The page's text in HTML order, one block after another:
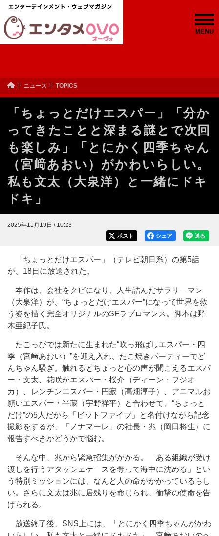
MENU
ニュース TOPICS
「ちょっとだけエスパー」「分か
ってきたことと深まる謎とで次回
も楽しみ」「とにかく四季ちゃん
（宮﨑あおい）がかわいらしい。
私も文太（大泉洋）と一緒にドキ
ドキ」
2025年11月19日 / 10:23
送る
シェア
ポスト
「ちょっとだけエスパー」（テレビ朝日系）の第5話
が、18日に放送された。
本作は、会社をクビになり、人生詰んだサラリーマン
（大泉洋）が、“ちょっとだけエスパー”になって世界を救
う姿を描く完全オリジナルのSFラブロマンス。脚本は野
木亜紀子氏。
たこっぴでは新たに生まれた“吹っ飛ばしエスパー・四
季（宮﨑あおい）”を迎え入れ、たこ焼きパーティーでど
んちゃん騒ぎ。触れるとちょっと心の声が聞こえるエスパ
ー・文太、花咲かエスパー・桜介（ディーン・フジオ
カ）、レンチンエスパー・円寂（高畑淳子）、アニマルお
願いエスパー・半蔵（宇野祥平）と合わせて、“ちょっと
だけ”の5人だから「ビットファイブ」と名付けながら記念
撮影をするが、「ノナマーレ」の社長・兆（岡田将生）に
報告すべきかどうかで悩む。
そんな中、兆から緊急招集がかかる。「ある組織が受け
渡しを行うアタッシェケースを奪って海中に沈める」とい
う特別ミッションには、なんと人の命がかかっているらし
い。さらに文太は兆に居残りを命じられ、衝撃の使命を告
げられる。
放送終了後、SNS上には、「とにかく四季ちゃんがかわ